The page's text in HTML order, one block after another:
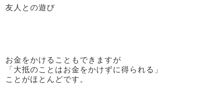
友人との遊び
お金をかけることもできますが
「大抵のことはお金をかけずに得られる」
ことがほとんどです。